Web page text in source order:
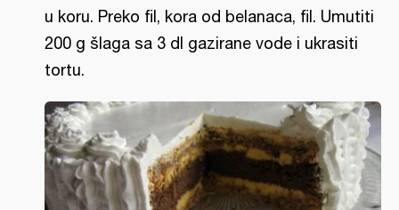
u koru. Preko fil, kora od belanaca, fil. Umutiti
200 g šlaga sa 3 dl gazirane vode i ukrasiti
tortu.